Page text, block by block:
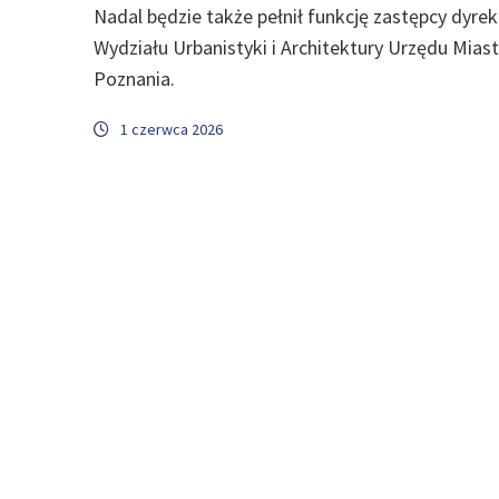
Nadal będzie także pełnił funkcję zastępcy
Wydziału Urbanistyki i Architektury Urzędu
Poznania.
1 czerwca 2026